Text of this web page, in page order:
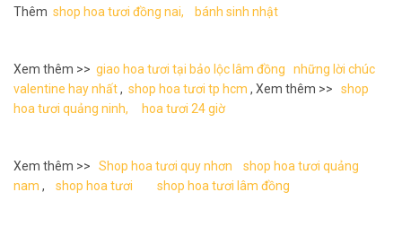
Thêm shop hoa tươi đồng nai, bánh sinh nhật
Xem thêm >> giao hoa tươi tại bảo lộc lâm đồng
những lời chúc
valentine hay nhất, shop hoa tươi tp hcm , Xem thêm >> shop
hoa tươi quảng ninh,
hoa tươi 24 giờ
Xem thêm >> Shop hoa tươi quy nhơn
shop hoa tươi quảng
nam , shop hoa tươi shop hoa tươi lâm đồng